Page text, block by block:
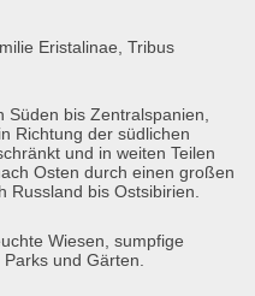
Eristalinae, Tribus
Süden bis Zentralspanien,
Richtung der südlichen
und in weiten Teilen
Osten durch einen großen
Russland bis Ostsibirien.
Wiesen, sumpfige
und Gärten.